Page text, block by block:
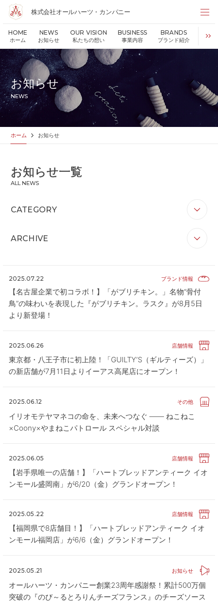
株式会社オールハーツ・カンパニー
HOME
ホーム
NEWS
お知らせ
OUR VISION
私たちの想い
BUSINESS
事業内容
BRANDS
ブランド紹介 持続
株式会社オールハーツ・カンパニー
店舗検索
HOME ホーム
NEWS お知らせ
OUR VISION 私たちの想い
MESSAGE 代表メッセージ
VALUES 企業理念
BUSINESS
SHOP
ABOUT US
CONTACT
RECRUIT 2027 新卒採用
RECRUIT 採用情報
OGGI ONLINE STORE
お知らせ
NEWS
ホーム お知らせ
お知らせ一覧
ALL NEWS
CATEGORY
ブランド情報
ARCHIVE
ブランド情報
2025.07.22
【名古屋企業で初コラボ！】「がブリチキン。」名物“骨付
鳥”の味わいを表現した『がブリチキン。ラスク』が8月5日
より新登場！
店舗情報
2025.06.26
東京都・八王子市に初上陸！「GUILTY’S（ギルティーズ）」
の新店舗が7月11日よりイーアス高尾店にオープン！
その他
2025.06.12
イリオモテヤマネコの命を、未来へつなぐ ―― ねこねこ
×Coony×やまねこパトロール スペシャル対談
店舗情報
2025.06.05
【岩手県唯一の店舗！】「ハートブレッドアンティーク イオ
ンモール盛岡南」が6/20（金）グランドオープン！
店舗情報
2025.05.22
【福岡県で8店舗目！】「ハートブレッドアンティーク イオ
ンモール福岡店」が6/6（金）グランドオープン！
お知らせ
2025.05.21
オールハーツ・カンパニー創業23周年感謝祭！累計500万個
突破の『のび～るとろりんチーズフランス』のチーズソース